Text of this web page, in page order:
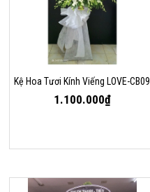
Kệ Hoa Tươi Kính Viếng LOVE-CB09
1.100.000₫